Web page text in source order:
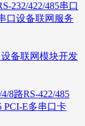
232/422/485串口
口设备联网服务
备联网模块开发
4/8路RS-422/485
PCI-E多串口卡